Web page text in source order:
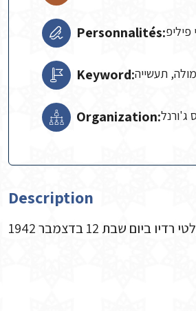
Personnalités:פיליפ
Keyword:תעשייה
Organization:ג'ורנל
Description